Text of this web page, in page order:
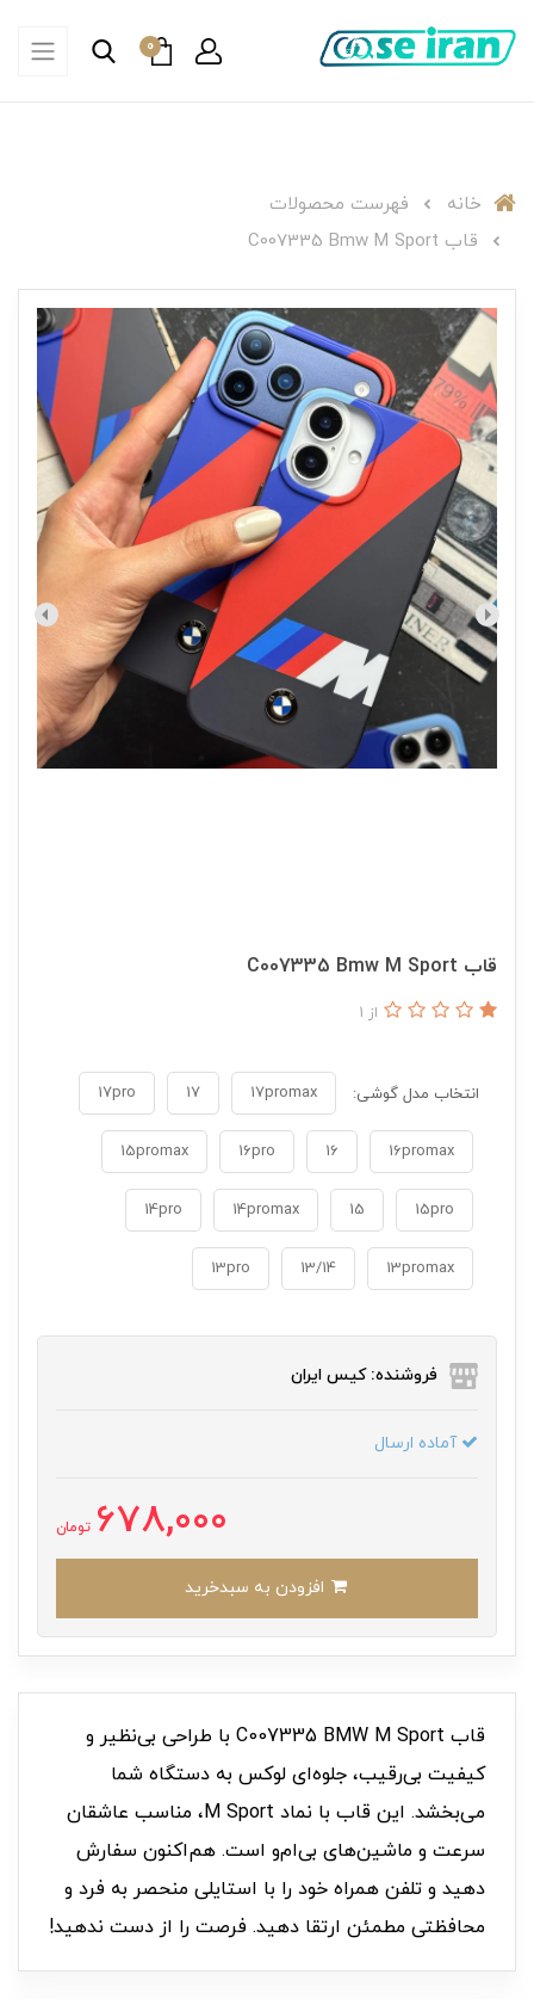
0
خانه
فهرست محصولات
قاب C007335 Bmw M Sport
قاب C007335 Bmw M Sport
از 1
انتخاب مدل گوشی: 17promax
17
17pro
16promax
16
16pro
15promax
15pro
15
14promax
14pro
13promax
13/14
13pro
فروشنده: کیس ایران
آماده ارسال
678,000 تومان
قاب C007335 BMW M Sport با طراحی بی‌نظیر و
کیفیت بی‌رقیب، جلوه‌ای لوکس به دستگاه شما
می‌بخشد. این قاب با نماد M Sport، مناسب عاشقان
سرعت و ماشین‌های بی‌ام‌و است. هم‌اکنون سفارش
دهید و تلفن همراه خود را با استایلی منحصر به فرد و
محافظتی مطمئن ارتقا دهید. فرصت را از دست ندهید!